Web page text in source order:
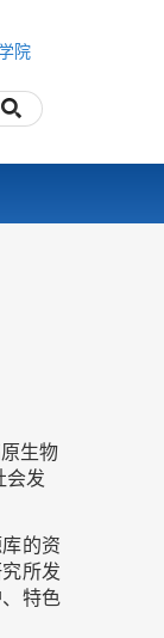
院
生物
会发
的资
所发
特色